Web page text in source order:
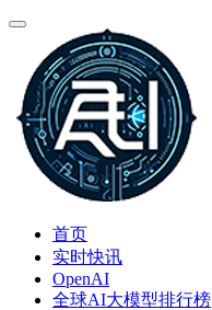
首页
实时快讯
OpenAI
全球AI大模型排行榜